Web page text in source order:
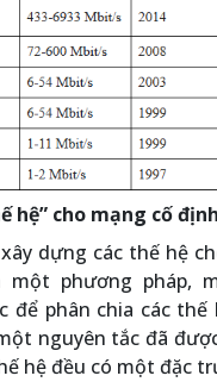
hệ” cho mạng cố định
dựng các thế hệ
một phương pháp,
để phân chia các thế
nguyên tắc đã
hệ đều có một đặc